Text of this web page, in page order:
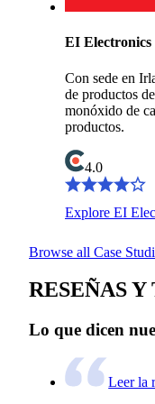
EI
Con sede en
de productos
monóxido de
productos.
4.0
Explore EI
Browse all Case
RESEÑAS
Lo que dicen
Leer la